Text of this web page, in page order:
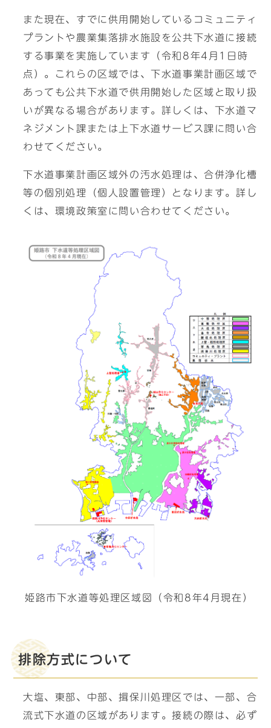
また現在、すでに供用開始しているコミュニティ
プラントや農業集落排水施設を公共下水道に接続
する事業を実施しています（令和8年4月1日時
点）。これらの区域では、下水道事業計画区域で
あっても公共下水道で供用開始した区域と取り扱
いが異なる場合があります。詳しくは、下水道マ
ネジメント課または上下水道サービス課に問い合
わせてください。
下水道事業計画区域外の汚水処理は、合併浄化槽
等の個別処理（個人設置管理）となります。詳し
くは、環境政策室に問い合わせてください。
姫路市下水道等処理区域図（令和8年4月現在）
排除方式について
大塩、東部、中部、揖保川処理区では、一部、合
流式下水道の区域があります。接続の際は、必ず